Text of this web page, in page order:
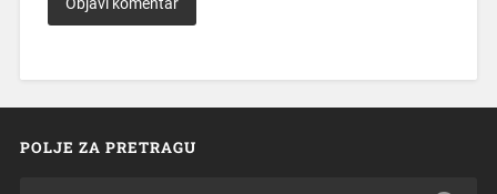
POLJE ZA PRETRAGU